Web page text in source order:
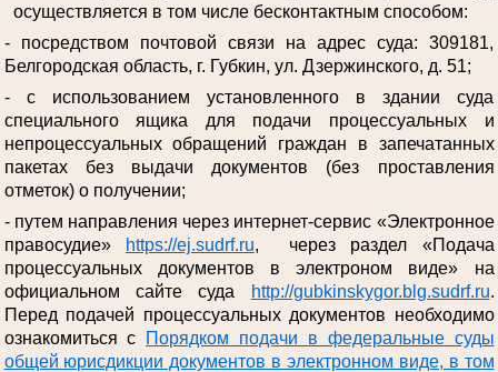
осуществляется в том числе бесконтактным способом:
- посредством почтовой связи на адрес суда: 309181,
Белгородская область, г. Губкин, ул. Дзержинского, д. 51;
- с использованием установленного в здании суда
специального ящика для подачи процессуальных и
непроцессуальных обращений граждан в запечатанных
пакетах без выдачи документов (без проставления
отметок) о получении;
- путем направления через интернет-сервис «Электронное
правосудие»
https://ej.sudrf.ru, через раздел «Подача
процессуальных документов в электроном виде» на
официальном сайте суда
http://gubkinskygor.blg.sudrf.ru.
Перед подачей процессуальных документов необходимо
ознакомиться с
Порядком подачи в федеральные суды
общей юрисдикции документов в электронном виде, в том